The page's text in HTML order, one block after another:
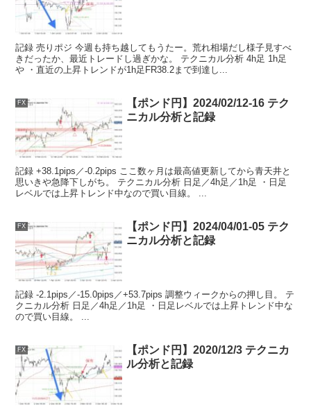
記録 売りポジ 今週も持ち越してもうたー。荒れ相場だし様子見すべ
きだったか、最近トレードし過ぎかな。 テクニカル分析 4h足 1h足
や ・直近の上昇トレンドが1h足FR38.2まで到達し...
FX
【ポンド円】2024/02/12-16 テク
ニカル分析と記録
記録 +38.1pips／-0.2pips ここ数ヶ月は最高値更新してから青天井と
思いきや急降下しがち。 テクニカル分析 日足／4h足／1h足 ・日足
レベルでは上昇トレンド中なので買い目線。 ...
FX
【ポンド円】2024/04/01-05 テク
ニカル分析と記録
記録 -2.1pips／-15.0pips／+53.7pips 調整ウィークからの押し目。 テ
クニカル分析 日足／4h足／1h足 ・日足レベルでは上昇トレンド中な
ので買い目線。 ...
FX
【ポンド円】2020/12/3 テクニカ
ル分析と記録